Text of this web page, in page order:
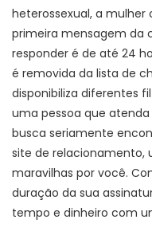
heterossexual, a
primeira mensagem da
responder é de até 24
é removida da lista de
disponibiliza diferentes
uma pessoa que
busca seriamente
site de relacionamento,
maravilhas por você.
duração da sua
tempo e dinheiro com